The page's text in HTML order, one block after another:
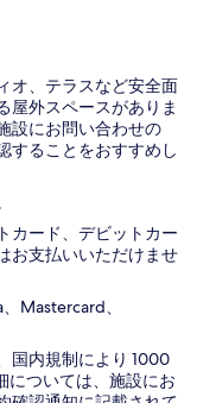
オ、テラスなど安全面
屋外スペースがありま
設にお問い合わせの
することをおすすめし
カード、デビットカー
お支払いいただけませ
Mastercard、
国内規制により 1000
については、施設にお